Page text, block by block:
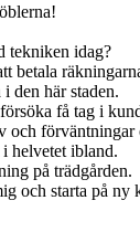
tekniken idag?
betala
den här staden.
få tag i
och
helvetet ibland.
på trädgården.
och starta på ny